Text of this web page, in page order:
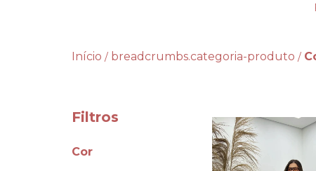
Início / breadcrumbs.categoria-produto /
Filtros
Cor